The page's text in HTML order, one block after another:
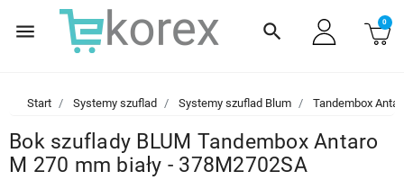
menu search 0
Start Systemy szuflad Systemy szuflad Blum Tandembox
Bok szuflady BLUM Tandembox Antaro
M 270 mm biały - 378M2702SA